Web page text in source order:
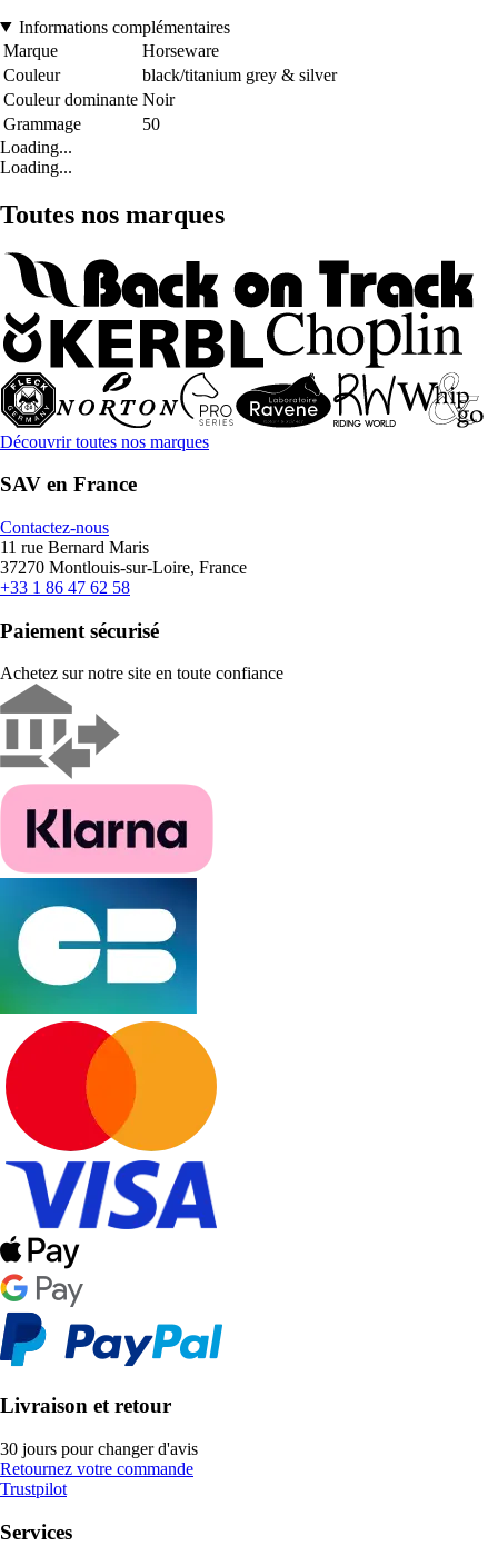
Informations complémentaires
Marque
Horseware
Couleur
black/titanium grey & silver
Couleur dominante Noir
Grammage
50
Loading...
Loading...
Toutes nos marques
Découvrir toutes nos marques
SAV en France
Contactez-nous
11 rue Bernard Maris
37270 Montlouis-sur-Loire, France
+33 1 86 47 62 58
Paiement sécurisé
Achetez sur notre site en toute confiance
Livraison et retour
30 jours pour changer d'avis
Retournez votre commande
Trustpilot
Services